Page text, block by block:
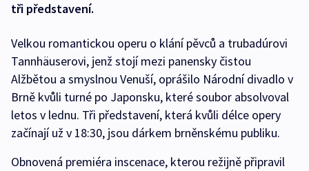
tři představení.
Velkou romantickou operu o klání pěvců a trubadúrovi
Tannhäuserovi, jenž stojí mezi panensky čistou
Alžbětou a smyslnou Venuší, oprášilo Národní divadlo v
Brně kvůli turné po Japonsku, které soubor absolvoval
letos v lednu. Tři představení, která kvůli délce opery
začínají už v 18:30, jsou dárkem brněnskému publiku.
Obnovená premiéra inscenace, kterou režijně připravil